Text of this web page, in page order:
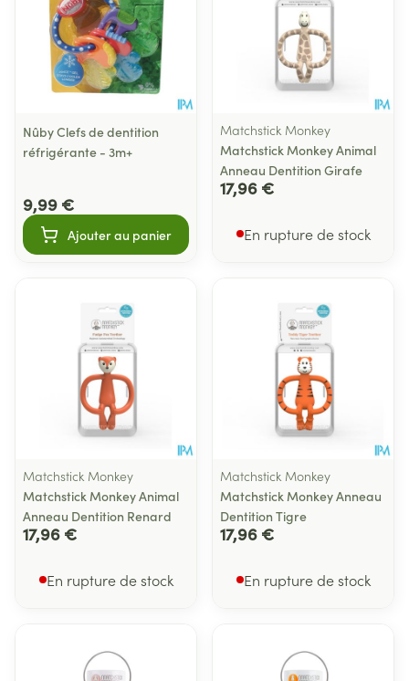
Nûby Clefs de dentition
réfrigérante - 3m+
9,99 €
Ajouter au panier
Matchstick Monkey
Matchstick Monkey Animal
Anneau Dentition Girafe
17,96 €
En rupture de stock
Matchstick Monkey
Matchstick Monkey Animal
Anneau Dentition Renard
17,96 €
En rupture de stock
Matchstick Monkey
Matchstick Monkey Anneau
Dentition Tigre
17,96 €
En rupture de stock